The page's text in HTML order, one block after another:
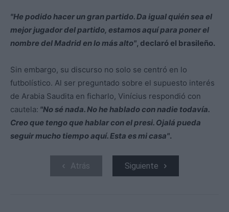
"He podido hacer un gran partido. Da igual quién sea el
mejor jugador del partido, estamos aquí para poner el
nombre del Madrid en lo más alto", declaró el brasileño.
Sin embargo, su discurso no solo se centró en lo
futbolístico. Al ser preguntado sobre el supuesto interés
de Arabia Saudita en ficharlo, Vinícius respondió con
cautela: "No sé nada. No he hablado con nadie todavía.
Creo que tengo que hablar con el presi. Ojalá pueda
seguir mucho tiempo aquí. Esta es mi casa".
Atrás Siguiente